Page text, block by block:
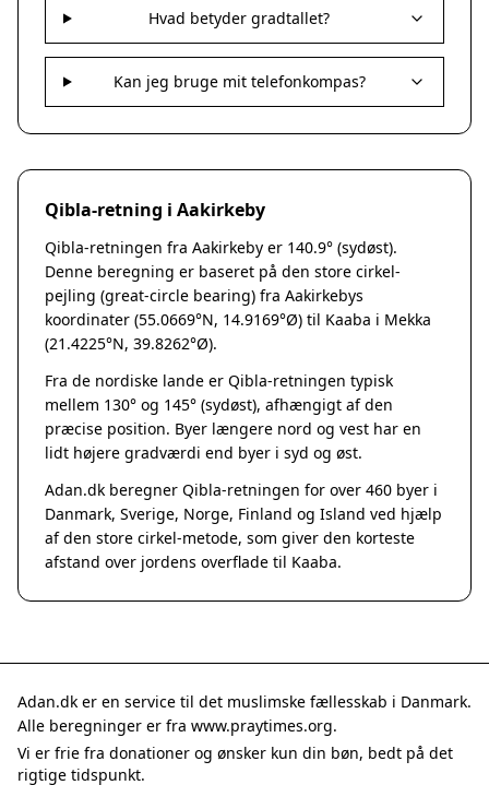
Bogense
Faaborg
Kerteminde
Middelfart
Munkebo
Ringe
Rudkøbing
Ebeltoft
Galten
Grenaa
Hedensted
Hinnerup
Hobro
Mariager
Odder
Purhus
Rønde
Tranbjerg
Trustrup
Billund
Hvad betyder gradtallet?
Kan jeg bruge mit telefonkompas?
Qibla-retning i Aakirkeby
Qibla-retningen fra Aakirkeby er 140.9° (sydøst).
Denne beregning er baseret på den store cirkel-
pejling (great-circle bearing) fra Aakirkebys
koordinater (55.0669°N, 14.9169°Ø) til Kaaba i Mekka
(21.4225°N, 39.8262°Ø).
Fra de nordiske lande er Qibla-retningen typisk
mellem 130° og 145° (sydøst), afhængigt af den
præcise position. Byer længere nord og vest har en
lidt højere gradværdi end byer i syd og øst.
Adan.dk beregner Qibla-retningen for over 460 byer i
Danmark, Sverige, Norge, Finland og Island ved hjælp
af den store cirkel-metode, som giver den korteste
afstand over jordens overflade til Kaaba.
Adan.dk er en service til det muslimske fællesskab i Danmark.
Alle beregninger er fra www.praytimes.org.
Vi er frie fra donationer og ønsker kun din bøn, bedt på det
rigtige tidspunkt.